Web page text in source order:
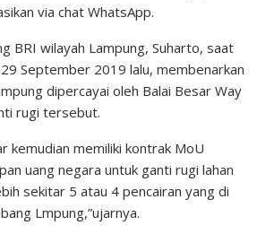
via chat WhatsApp.
BRI wilayah Lampung, Suharto, saat
September 2019 lalu, membenarkan
dipercayai oleh Balai Besar Way
rugi tersebut.
kemudian memiliki kontrak MoU
uang negara untuk ganti rugi lahan
sekitar 5 atau 4 pencairan yang di
Lmpung,”ujarnya.